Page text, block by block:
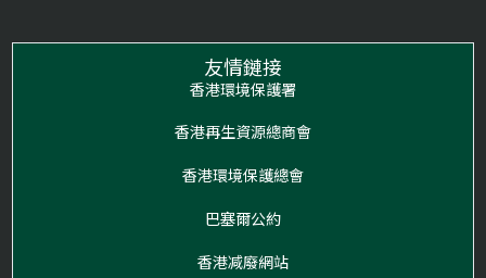
友情鏈接
香港環境保護署
香港再生資源總商會
香港環境保護總會
巴塞爾公約
香港减廢網站